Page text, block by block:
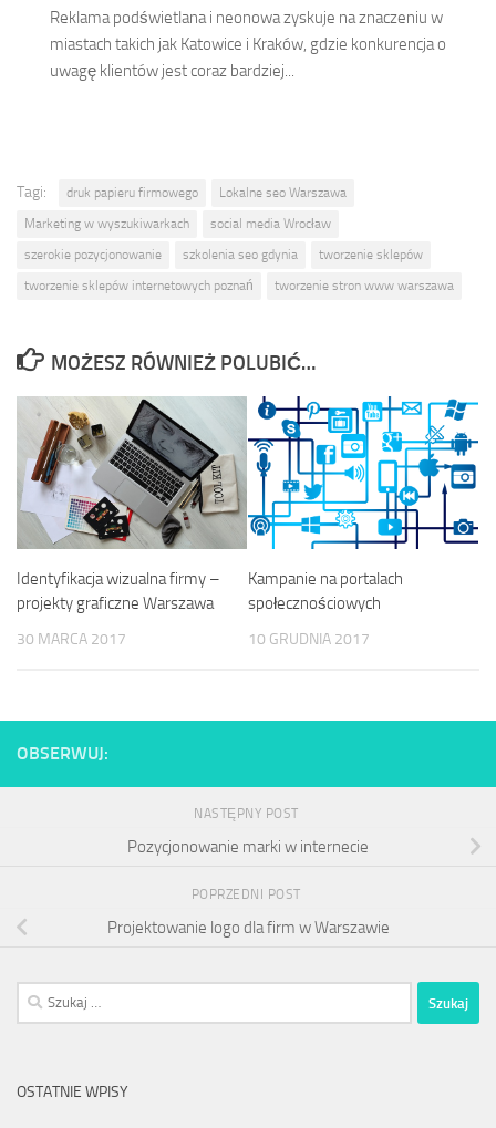
Reklama podświetlana i neonowa zyskuje na znaczeniu w
miastach takich jak Katowice i Kraków, gdzie konkurencja o
uwagę klientów jest coraz bardziej...
Tagi: druk papieru firmowego
Lokalne seo Warszawa
Marketing w wyszukiwarkach
social media Wrocław
szerokie pozycjonowanie
szkolenia seo gdynia
tworzenie sklepów
tworzenie sklepów internetowych poznań
tworzenie stron www warszawa
MOŻESZ RÓWNIEŻ POLUBIĆ…
Identyfikacja wizualna firmy –
projekty graficzne Warszawa
30 MARCA 2017
Kampanie na portalach
społecznościowych
10 GRUDNIA 2017
OBSERWUJ:
NASTĘPNY POST
Pozycjonowanie marki w internecie
POPRZEDNI POST
Projektowanie logo dla firm w Warszawie
Szukaj:
OSTATNIE WPISY